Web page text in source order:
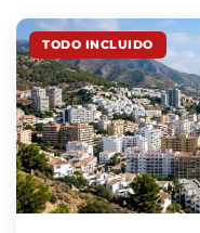
TODO INCLUIDO